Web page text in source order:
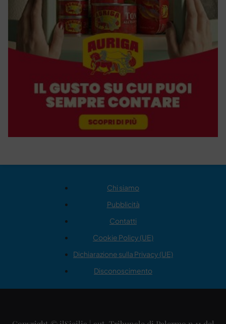
Chi siamo
Pubblicità
Contatti
Cookie Policy (UE)
Dichiarazione sulla Privacy (UE)
Disconoscimento